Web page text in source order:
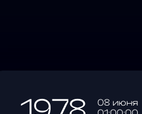
08 июня